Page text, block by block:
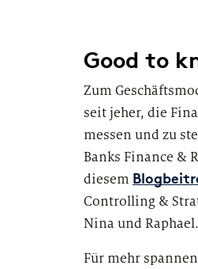
Good to
Zum
seit jeher, die
messen und zu
Banks Finance &
diesem
Controlling &
Nina und Raphael.
Für mehr